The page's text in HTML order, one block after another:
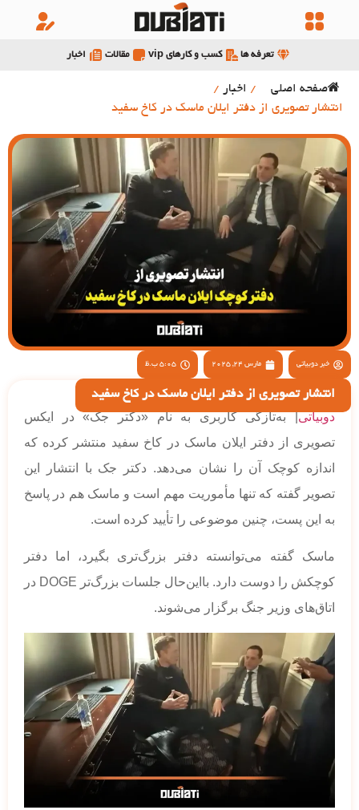
تعرفه ها کسب و کارهای vip مقالات اخبار
صفحه اصلی / اخبار /
انتشار تصویری از دفتر ایلان ماسک در کاخ سفید
خبر دوبیاتی مارس 24, 2025 5:05 ب.ظ
انتشار تصویری از دفتر ایلان ماسک در کاخ سفید
دوبیاتی| به‌تازگی کاربری به نام «دکتر جک» در ایکس
تصویری از دفتر ایلان ماسک در کاخ سفید منتشر کرده که
اندازه کوچک آن را نشان می‌دهد. دکتر جک با انتشار این
تصویر گفته که تنها مأموریت مهم است و ماسک هم در پاسخ
به این پست، چنین موضوعی را تأیید کرده است.
ماسک گفته می‌توانسته دفتر بزرگ‌تری بگیرد، اما دفتر
کوچکش را دوست دارد. بااین‌حال جلسات بزرگ‌تر DOGE در
اتاق‌های وزیر جنگ برگزار می‌شوند.